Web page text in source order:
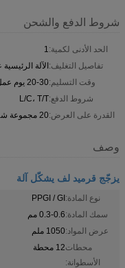
شروط الدفع والشحن
الحد الأدنى لكمية:1
تفاصيل التغليف:الآلة
وقت التسليم:20-30 يوم عمل
شروط الدفع:L/C، T/T
القدرة على العرض:20 مجموعة شهريا
وصف
يزجّج قرميد لف يشكّل آلة
نوع المادة:PPGI / GI
سمك المادة:0.3-0.6 مم
عرض المواد:1050 ملم
محطات
الأسطوانة:
12 محطة